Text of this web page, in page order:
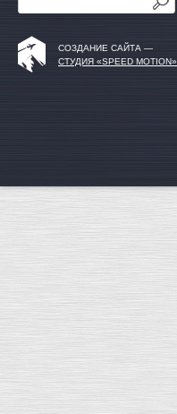
СОЗДАНИЕ САЙТА —
СТУДИЯ «SPEED MOTION»